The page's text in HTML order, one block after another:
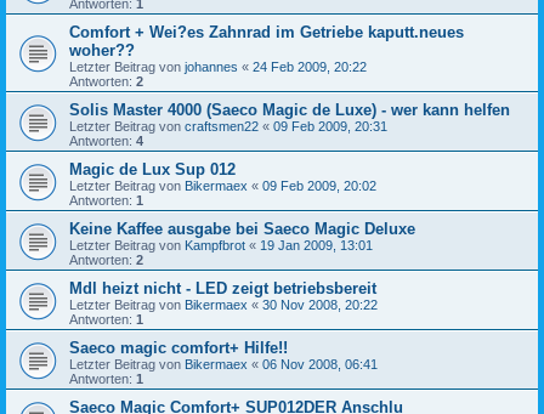
Antworten: 1
Comfort + Wei?es Zahnrad im Getriebe kaputt.neues
woher??
Letzter Beitrag von johannes « 24 Feb 2009, 20:22
Antworten: 2
Solis Master 4000 (Saeco Magic de Luxe) - wer kann helfen
Letzter Beitrag von craftsmen22 « 09 Feb 2009, 20:31
Antworten: 4
Magic de Lux Sup 012
Letzter Beitrag von Bikermaex « 09 Feb 2009, 20:02
Antworten: 1
Keine Kaffee ausgabe bei Saeco Magic Deluxe
Letzter Beitrag von Kampfbrot « 19 Jan 2009, 13:01
Antworten: 2
Mdl heizt nicht - LED zeigt betriebsbereit
Letzter Beitrag von Bikermaex « 30 Nov 2008, 20:22
Antworten: 1
Saeco magic comfort+ Hilfe!!
Letzter Beitrag von Bikermaex « 06 Nov 2008, 06:41
Antworten: 1
Saeco Magic Comfort+ SUP012DER Anschlu